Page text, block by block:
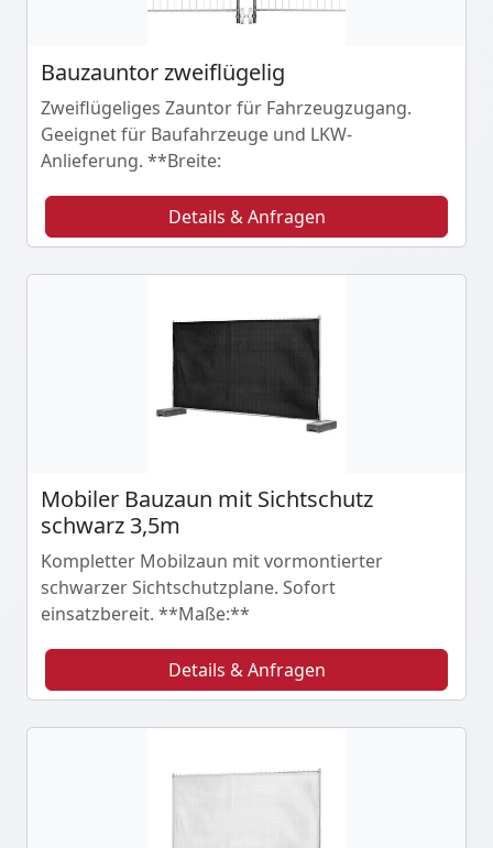
Bauzauntor zweiflügelig
Zweiflügeliges Zauntor für Fahrzeugzugang.
Geeignet für Baufahrzeuge und LKW-
Anlieferung. **Breite:
Details & Anfragen
Mobiler Bauzaun mit Sichtschutz
schwarz 3,5m
Kompletter Mobilzaun mit vormontierter
schwarzer Sichtschutzplane. Sofort
einsatzbereit. **Maße:**
Details & Anfragen